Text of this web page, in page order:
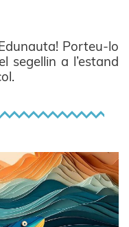
Porteu-lo
segellin a l’estand